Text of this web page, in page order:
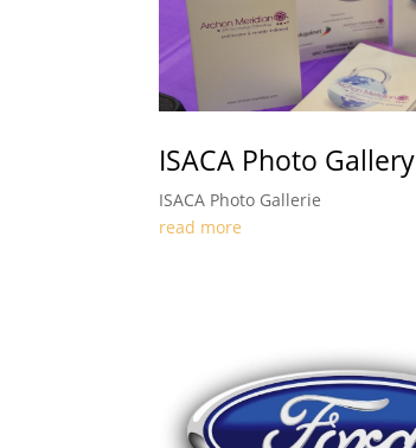
ISACA Photo Gallery
ISACA Photo Gallerie
read more